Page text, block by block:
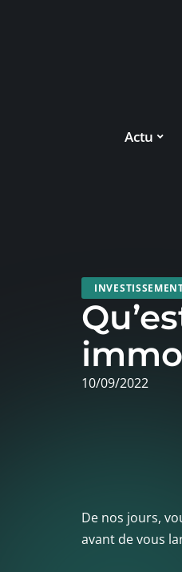
Actu
10/09/2022
De nos jours,
avant de vous